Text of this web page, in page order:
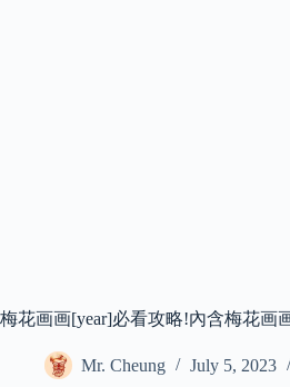
梅花画画[year]必看攻略!內含梅花画
Mr. Cheung July 5, 2023